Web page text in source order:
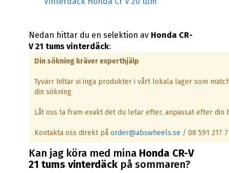
Nedan hittar du en selektion av Honda CR-
V 21 tums vinterdäck:
Din sökning kräver experthjälp
Tyvärr hittar vi inga produkter i vårt lokala lager som
din sökning
Låt oss ta fram exakt det du letar efter, anpassat efter din
Kontakta oss direkt på order@abswheels.se / 08 591 217
Kan jag köra med mina Honda CR-V
21 tums vinterdäckpå sommaren?